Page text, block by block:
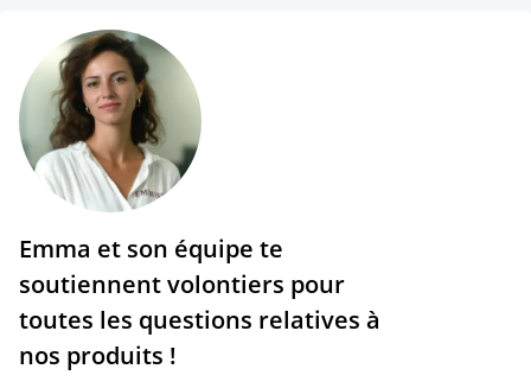
Emma et son équipe te
soutiennent volontiers pour
toutes les questions relatives à
nos produits !